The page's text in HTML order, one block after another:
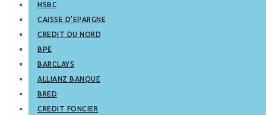
HSBC
CAISSE D’EPARGNE
CREDIT DU NORD
BPE
BARCLAYS
ALLIANZ BANQUE
BRED
CREDIT FONCIER